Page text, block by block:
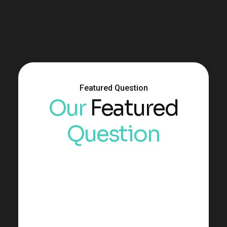
Featured Question
Our Featured
Question